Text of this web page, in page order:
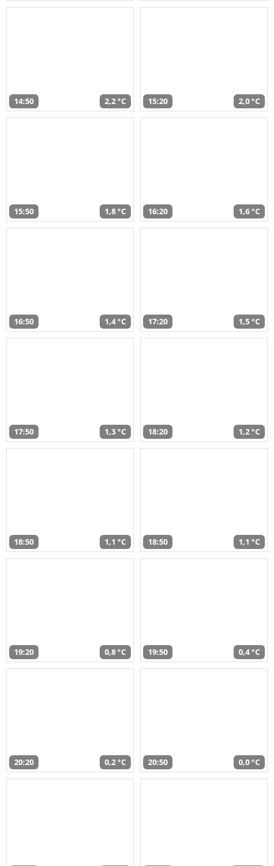
14:50 2,2 °C 15:20 2,0 °C
15:50 1,8 °C 16:20 1,6 °C
16:50 1,4 °C 17:20 1,5 °C
17:50 1,3 °C 18:20 1,2 °C
18:50 1,1 °C 18:50 1,1 °C
19:20 0,8 °C 19:50 0,4 °C
20:20 0,2 °C 20:50 0,0 °C